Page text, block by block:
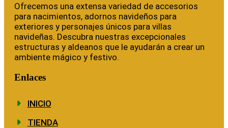
Ofrecemos una extensa variedad de accesorios
para nacimientos, adornos navideños para
exteriores y personajes únicos para villas
navideñas. Descubra nuestras excepcionales
estructuras y aldeanos que le ayudarán a crear un
ambiente mágico y festivo.
Enlaces
INICIO
TIENDA